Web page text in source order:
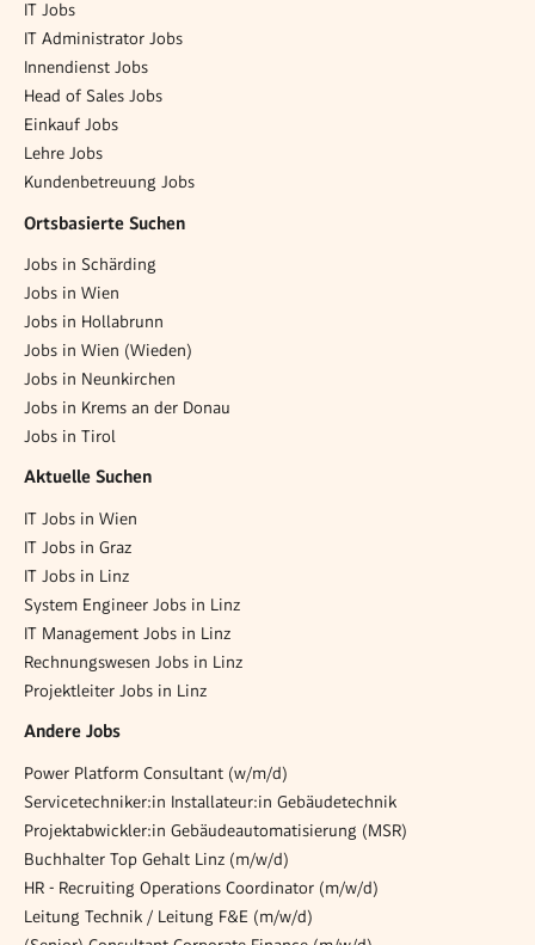
IT Jobs
IT Administrator Jobs
Innendienst Jobs
Head of Sales Jobs
Einkauf Jobs
Lehre Jobs
Kundenbetreuung Jobs
Ortsbasierte Suchen
Jobs in Schärding
Jobs in Wien
Jobs in Hollabrunn
Jobs in Wien (Wieden)
Jobs in Neunkirchen
Jobs in Krems an der Donau
Jobs in Tirol
Aktuelle Suchen
IT Jobs in Wien
IT Jobs in Graz
IT Jobs in Linz
System Engineer Jobs in Linz
IT Management Jobs in Linz
Rechnungswesen Jobs in Linz
Projektleiter Jobs in Linz
Andere Jobs
Power Platform Consultant (w/m/d)
Servicetechniker:in Installateur:in Gebäudetechnik
Projektabwickler:in Gebäudeautomatisierung (MSR)
Buchhalter Top Gehalt Linz (m/w/d)
HR - Recruiting Operations Coordinator (m/w/d)
Leitung Technik / Leitung F&E (m/w/d)